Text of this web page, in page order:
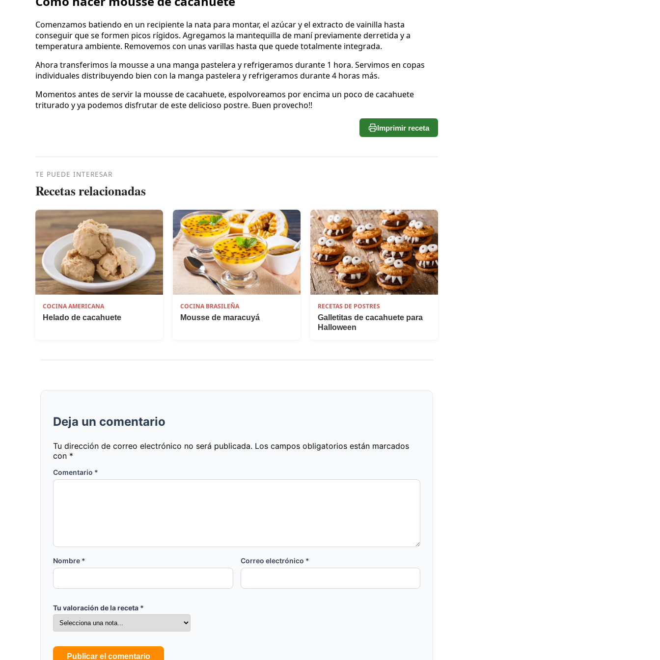
Comenzamos batiendo en un recipiente la nata para montar, el azúcar y el extracto de vainilla hasta
conseguir que se formen picos rígidos. Agregamos la mantequilla de maní previamente derretida y a
temperatura ambiente. Removemos con unas varillas hasta que quede totalmente integrada.
Ahora transferimos la mousse a una manga pastelera y refrigeramos durante 1 hora. Servimos en copas
individuales distribuyendo bien con la manga pastelera y refrigeramos durante 4 horas más.
Momentos antes de servir la mousse de cacahuete, espolvoreamos por encima un poco de cacahuete
triturado y ya podemos disfrutar de este delicioso postre. Buen provecho!!
Imprimir receta
TE PUEDE INTERESAR
Recetas relacionadas
COCINA AMERICANA
Helado de cacahuete
COCINA BRASILEÑA
Mousse de maracuyá
RECETAS DE POSTRES
Galletitas de cacahuete para
Halloween
Deja un comentario
Tu dirección de correo electrónico no será publicada. Los campos obligatorios están marcados
con *
Comentario *
Nombre * Correo electrónico *
Tu valoración de la receta *